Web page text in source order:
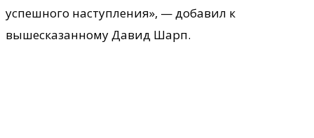
успешного наступления», — добавил к
вышесказанному Давид Шарп.